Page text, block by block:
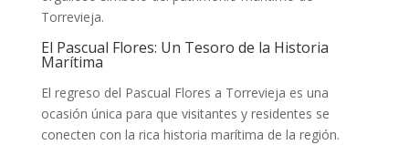
Torrevieja.
El Pascual Flores: Un Tesoro de la Historia
Marítima
El regreso del Pascual Flores a Torrevieja es una
ocasión única para que visitantes y residentes se
conecten con la rica historia marítima de la región.